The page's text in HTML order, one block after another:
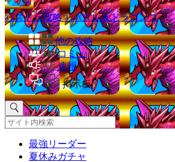
パズドラ攻略｜パズル＆ドラゴンズ
他の攻略
コミュ
速報
掲示板
最強リーダー
夏休みガチャ